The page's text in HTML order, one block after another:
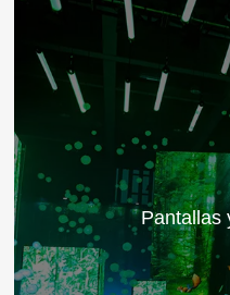
Pantallas